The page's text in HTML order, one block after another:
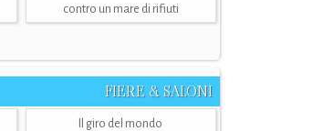
contro un mare di rifiuti
FIERE & SALONI
Il giro del mondo